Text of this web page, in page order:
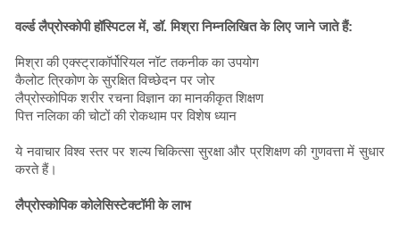
वर्ल्ड लैप्रोस्कोपी हॉस्पिटल में, डॉ. मिश्रा निम्नलिखित के लिए जाने जाते हैं:
मिश्रा की एक्स्ट्राकॉर्पोरियल नॉट तकनीक का उपयोग
कैलोट त्रिकोण के सुरक्षित विच्छेदन पर जोर
लैप्रोस्कोपिक शरीर रचना विज्ञान का मानकीकृत शिक्षण
पित्त नलिका की चोटों की रोकथाम पर विशेष ध्यान
ये नवाचार विश्व स्तर पर शल्य चिकित्सा सुरक्षा और प्रशिक्षण की गुणवत्ता में सुधार
करते हैं।
लैप्रोस्कोपिक कोलेसिस्टेक्टॉमी के लाभ